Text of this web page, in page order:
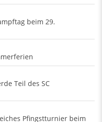
beim 29.
Teil des SC
Pfingstturnier beim